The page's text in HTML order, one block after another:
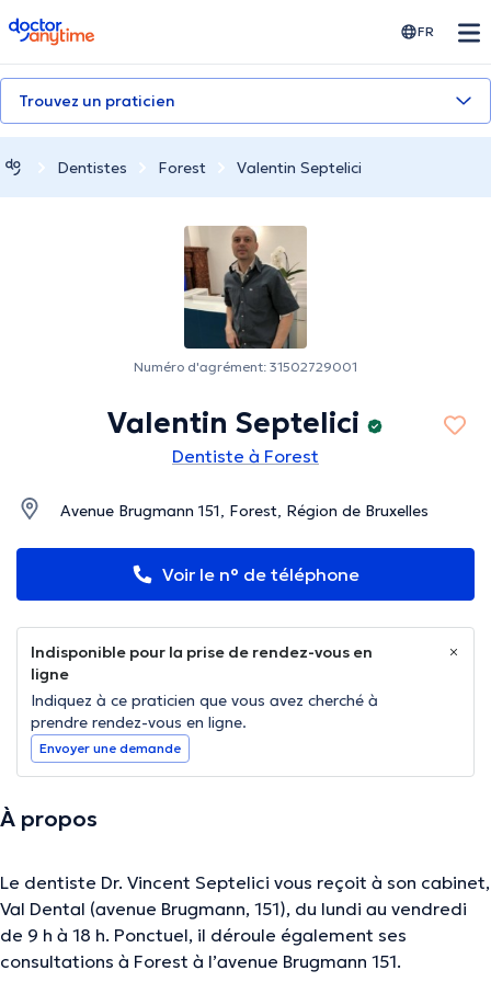
doctoranytime FR
Trouvez un praticien
Dentistes Forest Valentin Septelici
Numéro d'agrément: 31502729001
Valentin Septelici
Dentiste à Forest
Avenue Brugmann 151, Forest, Région de Bruxelles
Voir le n° de téléphone
Indisponible pour la prise de rendez-vous en
ligne
Indiquez à ce praticien que vous avez cherché à
prendre rendez-vous en ligne.
Envoyer une demande
À propos
Le dentiste Dr. Vincent Septelici vous reçoit à son cabinet,
Val Dental (avenue Brugmann, 151), du lundi au vendredi
de 9 h à 18 h. Ponctuel, il déroule également ses
consultations à Forest à l’avenue Brugmann 151.